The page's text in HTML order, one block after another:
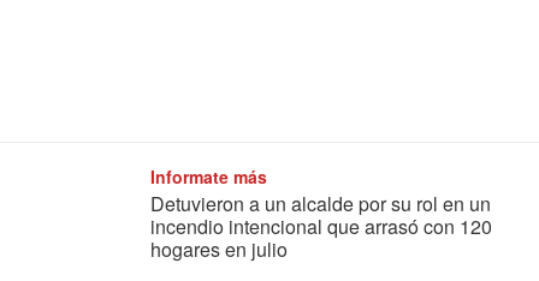
Informate más
Detuvieron a un alcalde por su rol en un
incendio intencional que arrasó con 120
hogares en julio